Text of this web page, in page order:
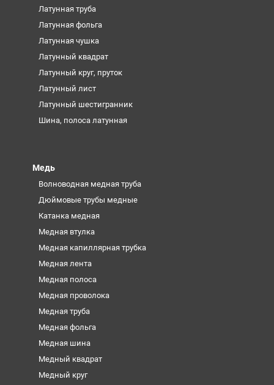
Латунная труба
Латунная фольга
Латунная чушка
Латунный квадрат
Латунный круг, пруток
Латунный лист
Латунный шестигранник
Шина, полоса латунная
Медь
Волноводная медная труба
Дюймовые трубы медные
Катанка медная
Медная втулка
Медная капиллярная трубка
Медная лента
Медная полоса
Медная проволока
Медная труба
Медная фольга
Медная шина
Медный квадрат
Медный круг